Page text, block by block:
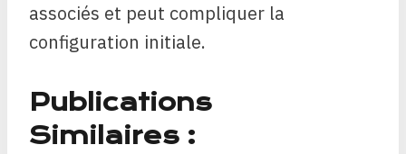
associés et peut compliquer la
configuration initiale.
Publications
Similaires :